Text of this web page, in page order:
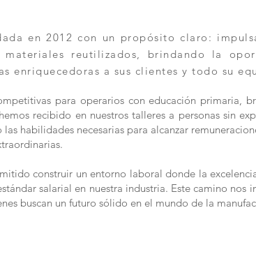
en 2012 con un propósito claro:
reutilizados, brindando la
enriquecedoras a sus clientes y todo su
para operarios con educación primaria,
recibido en nuestros talleres a personas sin
habilidades necesarias para alcanzar
construir un entorno laboral donde la
salarial en nuestra industria. Este camino nos
buscan un futuro sólido en el mundo de la